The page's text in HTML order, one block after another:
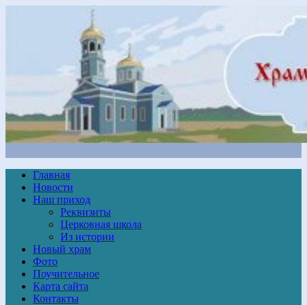
Главная
Новости
Наш приход
Реквизиты
Церковная школа
Из истории
Новый храм
Фото
Поучительное
Карта сайта
Контакты